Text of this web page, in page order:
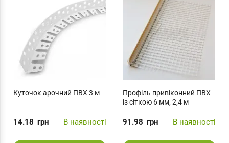
Куточок арочний ПВХ 3 м
14.18 грн В наявності
Профіль привіконний ПВХ
із сіткою 6 мм, 2,4 м
91.98 грн В наявності